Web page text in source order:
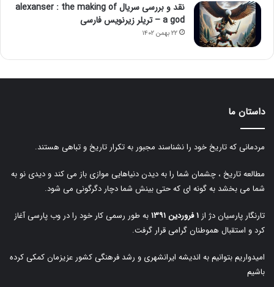
نقد و بررسی سریال alexanser : the making of
a god – تریلر زیرنویس فارسی
۲۲ بهمن ۱۴۰۲
داستان ما
مردمانی که تاریخ خود را نشناسند مجبور به تکرار تاریخ و تباهی هستند.
مطالعه تاریخ ، چشمان شما را به دیدن دنیاهایی موازی باز می کند و دیدی نو به
شما می بخشد به گونه ای که حتی بینش شما دچار دگرگونی می شود.
تارنگار پارسیان دژ از ۱ فروردین ۱۳۹۱
به طور رسمی کار خود را در وب پارسی آغاز
کرد و استقبال هموطنان گرامی قرار گرفت.
امیدواریم بتوانیم به اندیشه ایرانشهری و رشد فرهنگی کشور عزیزمان کمکی کرده
باشیم